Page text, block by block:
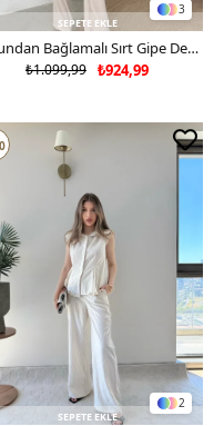
3
SEPETE EKLE
Boyundan Bağlamalı Sırt Gipe Detay Bluz ve Pantolonlu Keten İkili Takım Taş 2321
₺924,99
₺1.099,99
2
SEPETE EKLE